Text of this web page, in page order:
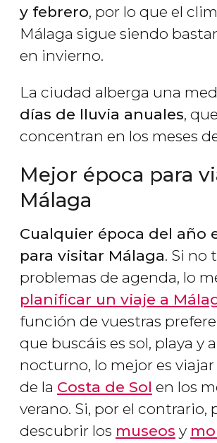
y febrero, por lo que el
Málaga sigue siendo
en invierno.
La ciudad alberga una
días de lluvia anuales,
concentran en los meses
Mejor época para
Málaga
Cualquier época del año
para visitar Málaga. Si no
problemas de agenda, lo
planificar un viaje a
función de vuestras
que buscáis es sol, playa y
nocturno, lo mejor es
de la Costa de Sol en los
verano. Si, por el contrario,
descubrir los museos y